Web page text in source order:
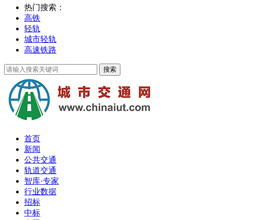
热门搜索：
高铁
轻轨
城市轻轨
高速铁路
首页
新闻
公共交通
轨道交通
智库·专家
行业数据
招标
中标